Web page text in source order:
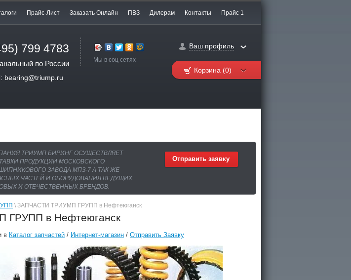
Прайс-Лист Заказать Онлайн ПВЗ Дилерам Контакты Прайс 1
Ваш профиль
799 4783
по России
bearing@triump.ru
Мы в соц сетях
Корзина (0)
ТРИУМП БИРИНГ ОСУЩЕСТВЛЯЕТ
ПРОДУКЦИИ МОСКОВСКОГО
ЗАВОДА МПЗ-7 А ТАК ЖЕ
ЧАСТЕЙ И ОБОРУДОВАНИЯ ВЕДУЩИХ
И ОТЕЧЕСТВЕННЫХ БРЕНДОВ.
Отправить заявку
\ ЗАПЧАСТИ ТРИУМП ГРУПП в Нефтеюганск
в Нефтеюганск
в Каталог запчастей / Интернет-магазин / Отправить Заявку